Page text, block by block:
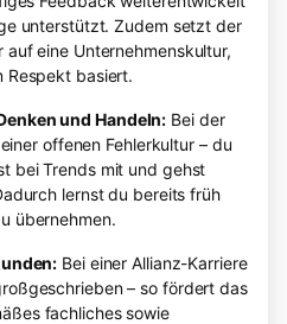
unterstützt. Zudem setzt der
auf eine Unternehmenskultur,
Respekt basiert.
und Handeln: Bei der
offenen Fehlerkultur – du
bei Trends mit und gehst
lernst du bereits früh
übernehmen.
Bei einer Allianz-Karriere
– so fördert das
fachliches sowie